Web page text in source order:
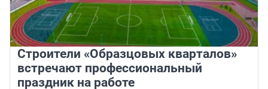
Строители «Образцовых кварталов»
встречают профессиональный
праздник на работе